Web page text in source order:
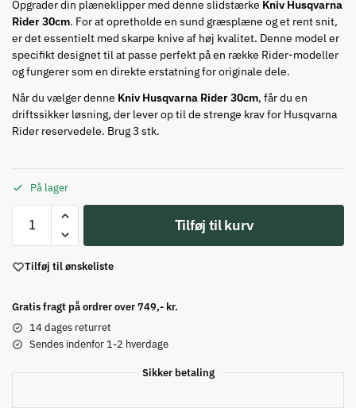
Opgrader din plæneklipper med denne slidstærke Kniv Husqvarna
Rider 30cm. For at opretholde en sund græsplæne og et rent snit,
er det essentielt med skarpe knive af høj kvalitet. Denne model er
specifikt designet til at passe perfekt på en række Rider-modeller
og fungerer som en direkte erstatning for originale dele.
Når du vælger denne Kniv Husqvarna Rider 30cm, får du en
driftssikker løsning, der lever op til de strenge krav for Husqvarna
Rider reservedele. Brug 3 stk.
På lager
Tilføj til kurv
Tilføj til ønskeliste
Gratis fragt på ordrer over 749,- kr.
14 dages returret
Sendes indenfor 1-2 hverdage
Sikker betaling